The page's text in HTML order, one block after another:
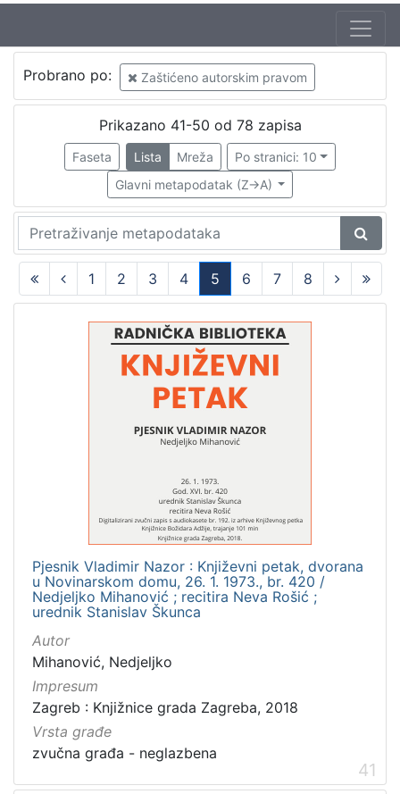
Jezik
hrvatski
60
Nakladnička
cjelina
Digitalizirana zagrebačka baština
Glasovi Književnog petka
56
Zaprešićki autori online
Knjige za djecu i mladež
Usmeni izvori
Digitalna zbirka Zaprešića
Knjige za djecu i mladež
Knjige
Probrano po: Zaštićeno autorskim pravom
Prikazano 41-50 od 78 zapisa
Faseta Lista Mreža
Po stranici: 10
Glavni metapodatak (Z->A)
1 2 3 4
5
(current)
6 7 8
Pjesnik Vladimir Nazor : Književni petak, dvorana
u Novinarskom domu, 26. 1. 1973., br. 420 /
Nedjeljko Mihanović ; recitira Neva Rošić ;
urednik Stanislav Škunca
Autor
Mihanović, Nedjeljko
Impresum
Zagreb : Knjižnice grada Zagreba, 2018
Vrsta građe
zvučna građa - neglazbena
41